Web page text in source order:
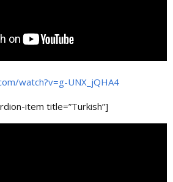
watch?v=g-UNX_jQHA4
item title=”Turkish”]